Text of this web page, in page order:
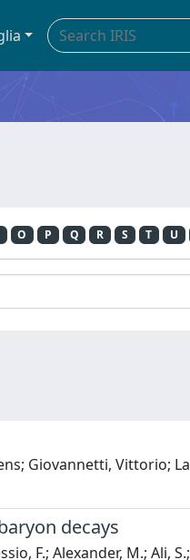
O P Q R S T U
Giovannetti, Vittorio;
decays
D. A.; Minard, M. -N.; Mitzel, D. S.; Mogini, A.; Molina Rodriguez, J.; Monroy, I. A.; Monteil, S.; Morandin, M.; Morawski, P.; Morda, A.; Morello, M. J.; Moron, J.; Morris, A. B.; Mountain, R.; Muheim, F.; Mulder, M.; Mussini, M.; Muller, D.; Muller, J.; Muller, K.; Muller, V.; Naik, P.; Nakada, T.; Nandakumar, R.; Nandi, A.; Nasteva, I.; Needham, M.; Neri, N.; Neubert, S.; Neufeld, N.; Neuner, M.; Nguyen, A. D.; Nguyen-Mau, C.; Nieswand, S.; Niet, R.; Nikitin, N.; Nikodem, T.; Novoselov, A.; O'Hanlon, D. P.; Oblakowska-Mucha, A.; Obraztsov, V.; Ogilvy, S.; Oldeman, R.; Onderwater, C. J. G.; Otalora Goicochea, J. M.; Otto, A.; Owen, P.; Oyanguren, A.; Pais, P. R.; Palano, A.; Palombo, F.; Palutan, M.; Panman, J.; Papanestis, A.; Pappagallo, M.; Pappalardo, L. L.; Parker, W.; Parkes, C.; Passaleva, G.; Pastore, A.; Patel, G. D.; Patel, M.; Patrignani, C.; Pearce, A.; Pellegrino, A.; Penso, G.; Pepe Altarelli, M.; Perazzini, S.; Perret, P.; Pescatore, L.; Petridis, K.; Petrolini, A.; Petrov, A.; Petruzzo, M.; Picatoste Olloqui, E.; Pietrzyk, B.; Pikies, M.; Pinci, D.; Pistone, A.; Piucci, A.; Playfer, S.; Plo Casasus, M.; Poikela, T.; Polci, F.; Poluektov, A.; Polyakov, I.; Polycarpo, E.; Pomery, G. J.; Popov, A.; Popov, D.; Popovici, B.; Poslavskii, S.; Potterat, C.; Price, E.; Price, J. D.; Prisciandaro, J.; Pritchard, A.; Prouve, C.; Pugatch, V.; Puig Navarro, A.; Punzi, G.; Qian, W.; Quagliani, R.; Rachwal, B.; Rademacker, J. H.; Rama, M.; Ramos Pernas, M.; Rangel, M. S.; Raniuk, I.; Raven, G.; Redi, F.; Reichert, S.; Dos Reis, A. C.; Remon Alepuz, C.; Renaudin, V.; Ricciardi, S.; Richards, S.; Rihl, M.; Rinnert, K.; Rives Molina, V.; Robbe, P.; Rodrigues, A. B.; Rodrigues, E.; Rodriguez Lopez, J. A.; Rodriguez Perez, P.; Rogozhnikov, A.; Roiser, S.; Romanovskiy, V.; Romero Vidal, A.; Ronayne, J. W.; Rotondo, M.; Rudolph, M. S.; Ruf, T.; Ruiz Valls, P.; Saborido Silva, J. J.; Sadykhov, E.; Sagidova, N.; Saitta, B.; Salustino Guimaraes, V.; Sanchez Mayordomo, C.; Sanmartin Sedes, B.; Santacesaria, R.; Santamarina Rios, C.; Santimaria, M.;